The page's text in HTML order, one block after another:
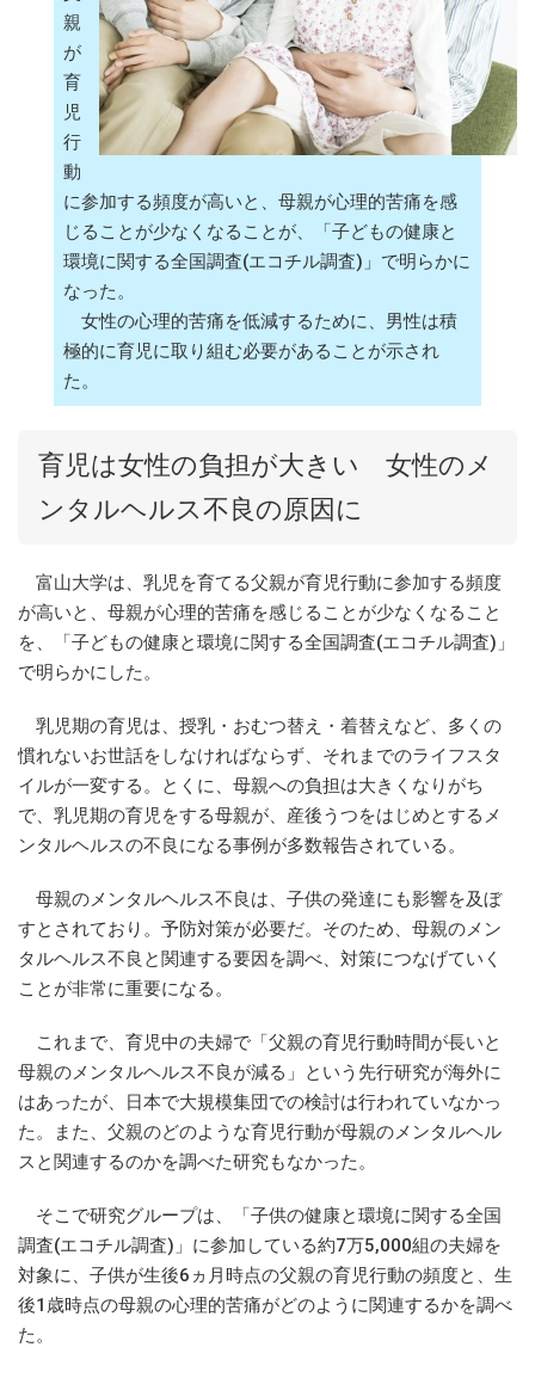
親
が
育
児
行
動
に参加する頻度が高いと、母親が心理的苦痛を感
じることが少なくなることが、「子どもの健康と
環境に関する全国調査(エコチル調査)」で明らかに
なった。
女性の心理的苦痛を低減するために、男性は積
極的に育児に取り組む必要があることが示され
た。
育児は女性の負担が大きい 女性のメ
ンタルヘルス不良の原因に
富山大学は、乳児を育てる父親が育児行動に参加する頻度
が高いと、母親が心理的苦痛を感じることが少なくなること
を、「子どもの健康と環境に関する全国調査(エコチル調査)」
で明らかにした。
乳児期の育児は、授乳・おむつ替え・着替えなど、多くの
慣れないお世話をしなければならず、それまでのライフスタ
イルが一変する。とくに、母親への負担は大きくなりがち
で、乳児期の育児をする母親が、産後うつをはじめとするメ
ンタルヘルスの不良になる事例が多数報告されている。
母親のメンタルヘルス不良は、子供の発達にも影響を及ぼ
すとされており。予防対策が必要だ。そのため、母親のメン
タルヘルス不良と関連する要因を調べ、対策につなげていく
ことが非常に重要になる。
これまで、育児中の夫婦で「父親の育児行動時間が長いと
母親のメンタルヘルス不良が減る」という先行研究が海外に
はあったが、日本で大規模集団での検討は行われていなかっ
た。また、父親のどのような育児行動が母親のメンタルヘル
スと関連するのかを調べた研究もなかった。
そこで研究グループは、「子供の健康と環境に関する全国
調査(エコチル調査)」に参加している約7万5,000組の夫婦を
対象に、子供が生後6ヵ月時点の父親の育児行動の頻度と、生
後1歳時点の母親の心理的苦痛がどのように関連するかを調べ
た。